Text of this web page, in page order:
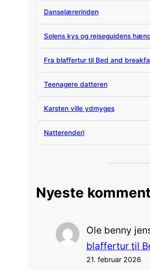
Danselærerinden
Solens kys og rejseguidens
Fra blaffertur til Bed and
Teenagere datteren
Karsten ville ydmyges
Natterenderi
Nyeste
Ole benny
blaffertur til
21. februar 2026